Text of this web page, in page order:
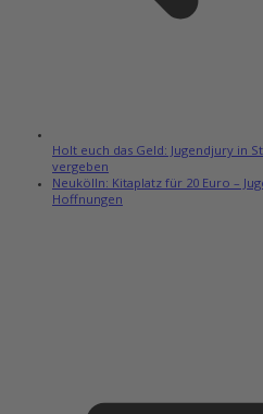
Holt euch das Geld: Jugendjury in
vergeben
Neukölln: Kitaplatz für 20 Euro –
Hoffnungen